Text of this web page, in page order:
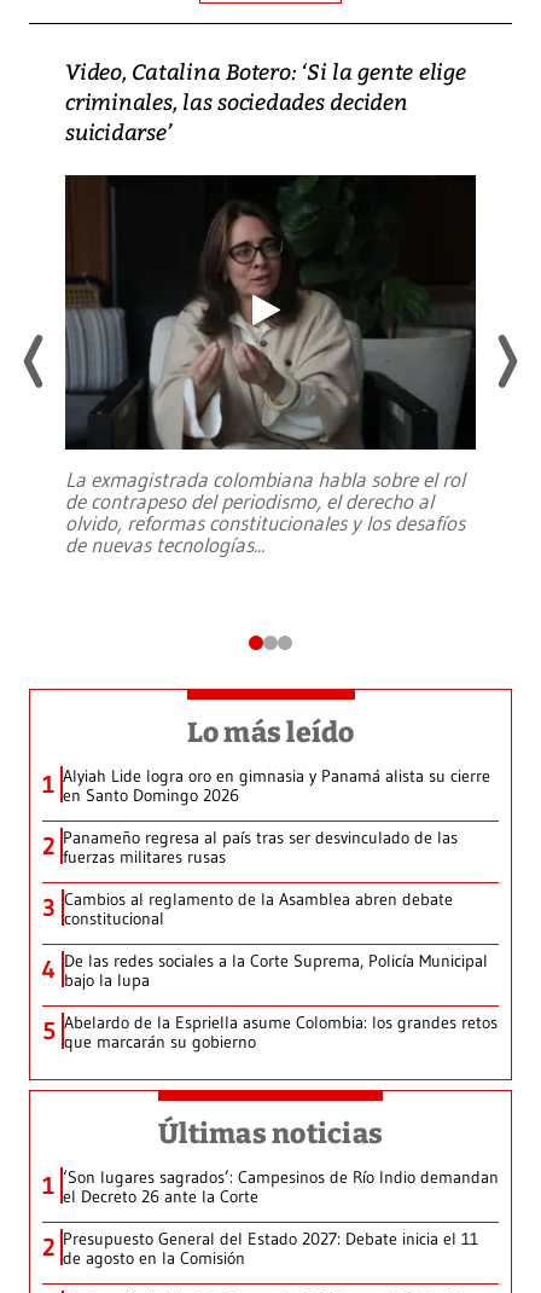
Video, Catalina Botero: ‘Si la gente elige
criminales, las sociedades deciden
suicidarse’
La exmagistrada colombiana habla sobre el rol
de contrapeso del periodismo, el derecho al
olvido, reformas constitucionales y los desafíos
de nuevas tecnologías...
Lo más leído
1 Alyiah Lide logra oro en gimnasia y Panamá alista su cierre
en Santo Domingo 2026
2 Panameño regresa al país tras ser desvinculado de las
fuerzas militares rusas
3 Cambios al reglamento de la Asamblea abren debate
constitucional
4 De las redes sociales a la Corte Suprema, Policía Municipal
bajo la lupa
5 Abelardo de la Espriella asume Colombia: los grandes retos
que marcarán su gobierno
Últimas noticias
1 ‘Son lugares sagrados’: Campesinos de Río Indio demandan
el Decreto 26 ante la Corte
2 Presupuesto General del Estado 2027: Debate inicia el 11
de agosto en la Comisión